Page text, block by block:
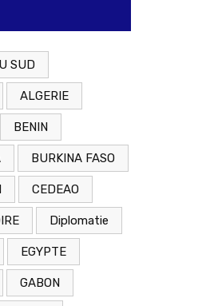
SUD
ALGERIE
BENIN
BURKINA FASO
CEDEAO
Diplomatie
EGYPTE
GABON